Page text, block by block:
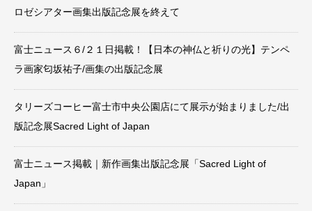
ロゼシアター画集出版記念展を終えて
富士ニュース６/２１日掲載！【日本の神仏と祈りの光】テンペ
ラ画家匂坂祐子/画集の出版記念展
タリーズコーヒー富士市中央公園店にて展示が始まりました/出
版記念展Sacred Light of Japan
富士ニュース掲載｜新作画集出版記念展「Sacred Light of
Japan」